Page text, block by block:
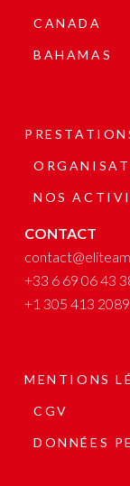
CANADA
BAHAMAS
NOS
CONTACT
+33 6 69 06 43
+1 305 413 2089
MENTIONS
CGV
DONNÉES